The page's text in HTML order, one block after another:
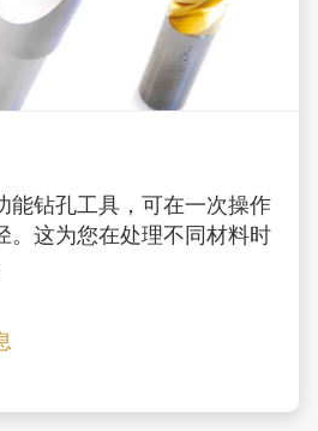
能钻孔工具，可在一次操作
。这为您在处理不同材料时